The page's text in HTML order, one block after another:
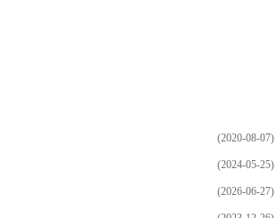
(2020-08-07)
(2024-05-25)
(2026-06-27)